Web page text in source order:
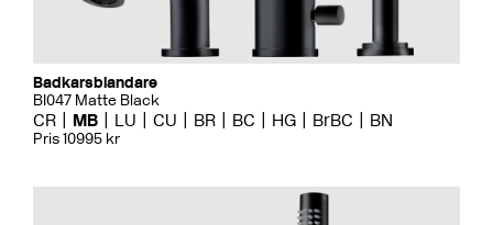
Badkarsblandare
BI047 Matte Black
CR MB LU CU BR BC HG BrBC BN
Pris 10995 kr